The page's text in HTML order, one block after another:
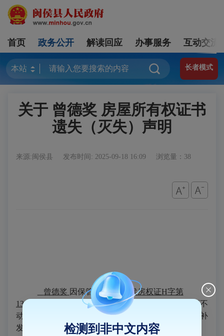
首页 政务公开 解读回应 办事服务 互动交流
长者模式
关于 曾德奖 房屋所有权证书
遗失（灭失）声明
来源:闽侯县 发布时间: 2025-09-18 16:09 浏览量：38
曾德奖 因保管不善，将 侯房权证H字第
1303927
房屋所有权证书遗失（灭失），根据《不
动产登记暂行条例实施细则》第二十二条的规定申请补
发，现声明该 房屋所有权证书作废。
检测到非中文内容